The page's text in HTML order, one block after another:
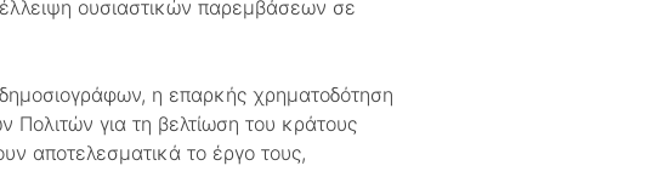
ουσιαστικών παρεμβάσεων σε
η επαρκής χρηματοδότηση
Πολιτών για τη βελτίωση του κράτους
αποτελεσματικά το έργο τους,